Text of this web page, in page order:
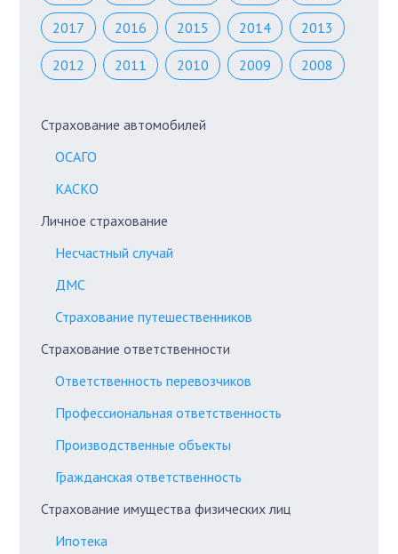
2017 2016 2015 2014 2013
2012 2011 2010 2009 2008
Страхование автомобилей
ОСАГО
КАСКО
Личное страхование
Несчастный случай
ДМС
Страхование путешественников
Страхование ответственности
Ответственность перевозчиков
Профессиональная ответственность
Производственные объекты
Гражданская ответственность
Страхование имущества физических лиц
Ипотека